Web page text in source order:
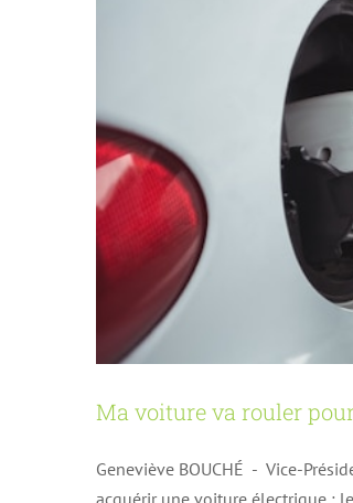
Ma voiture va rouler
Geneviève BOUCHÉ - Vice-
acquérir une voiture électrique :